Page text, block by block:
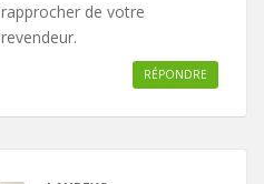
rapprocher de votre
revendeur.
RÉPONDRE